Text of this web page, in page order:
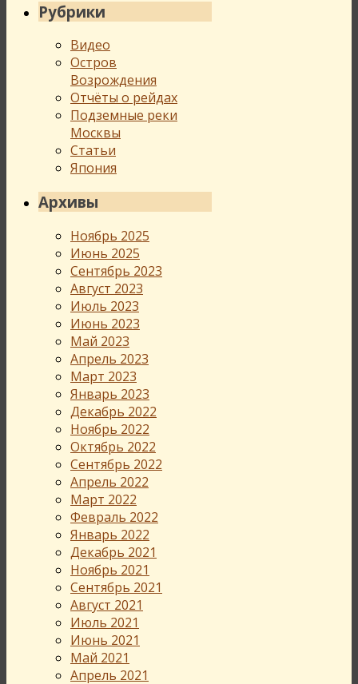
Рубрики
Видео
Остров
Возрождения
Отчёты о рейдах
Подземные реки
Москвы
Статьи
Япония
Архивы
Ноябрь 2025
Июнь 2025
Сентябрь 2023
Август 2023
Июль 2023
Июнь 2023
Май 2023
Апрель 2023
Март 2023
Январь 2023
Декабрь 2022
Ноябрь 2022
Октябрь 2022
Сентябрь 2022
Апрель 2022
Март 2022
Февраль 2022
Январь 2022
Декабрь 2021
Ноябрь 2021
Сентябрь 2021
Август 2021
Июль 2021
Июнь 2021
Май 2021
Апрель 2021